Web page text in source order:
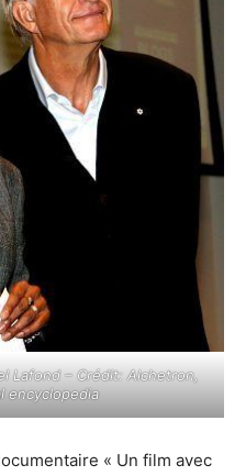
Lafond – Crédit: Alchetron,
encyclopedia
« Un film avec